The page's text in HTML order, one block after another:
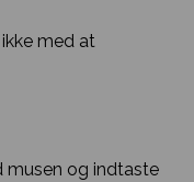
med at
musen og indtaste